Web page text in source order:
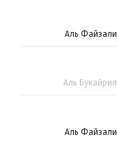
Аль Файзали
Аль Букайрия
Аль Файзали